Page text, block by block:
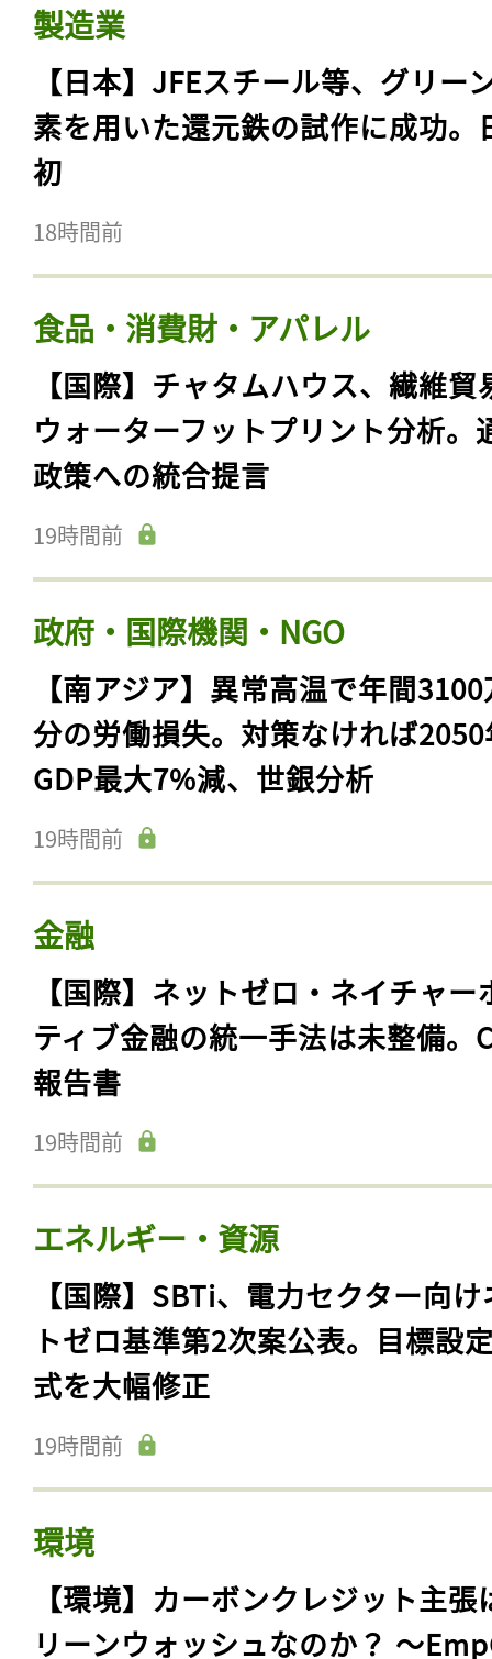
製造業
【日本】JFEスチール等、グリー
素を用いた還元鉄の試作に成功。
初
18時間前
食品・消費財・アパレル
【国際】チャタムハウス、繊維貿
ウォーターフットプリント分析。
政策への統合提言
19時間前
政府・国際機関・NGO
【南アジア】異常高温で年間
分の労働損失。対策なければ
GDP最大7%減、世銀分析
19時間前
金融
【国際】ネットゼロ・ネイチャー
ティブ金融の統一手法は未整備。
報告書
19時間前
エネルギー・資源
【国際】SBTi、電力セクター向
トゼロ基準第2次案公表。目標設
式を大幅修正
19時間前
環境
【環境】カーボンクレジット主張
リーンウォッシュなのか？ 〜